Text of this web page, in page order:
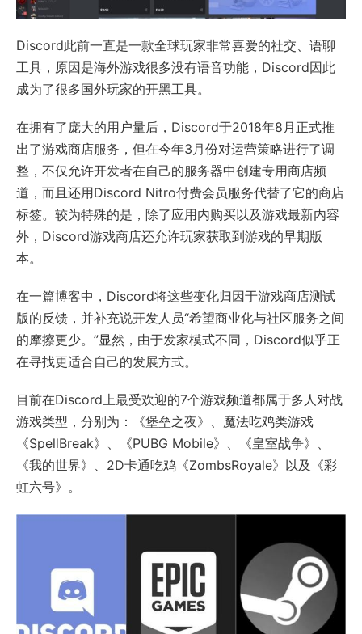
Discord此前一直是一款全球玩家非常喜爱的社交、语聊
工具，原因是海外游戏很多没有语音功能，Discord因此
成为了很多国外玩家的开黑工具。
在拥有了庞大的用户量后，Discord于2018年8月正式推
出了游戏商店服务，但在今年3月份对运营策略进行了调
整，不仅允许开发者在自己的服务器中创建专用商店频
道，而且还用Discord Nitro付费会员服务代替了它的商店
标签。较为特殊的是，除了应用内购买以及游戏最新内容
外，Discord游戏商店还允许玩家获取到游戏的早期版
本。
在一篇博客中，Discord将这些变化归因于游戏商店测试
版的反馈，并补充说开发人员“希望商业化与社区服务之间
的摩擦更少。”显然，由于发家模式不同，Discord似乎正
在寻找更适合自己的发展方式。
目前在Discord上最受欢迎的7个游戏频道都属于多人对战
游戏类型，分别为：《堡垒之夜》、魔法吃鸡类游戏
《SpellBreak》、《PUBG Mobile》、《皇室战争》、
《我的世界》、2D卡通吃鸡《ZombsRoyale》以及《彩
虹六号》。